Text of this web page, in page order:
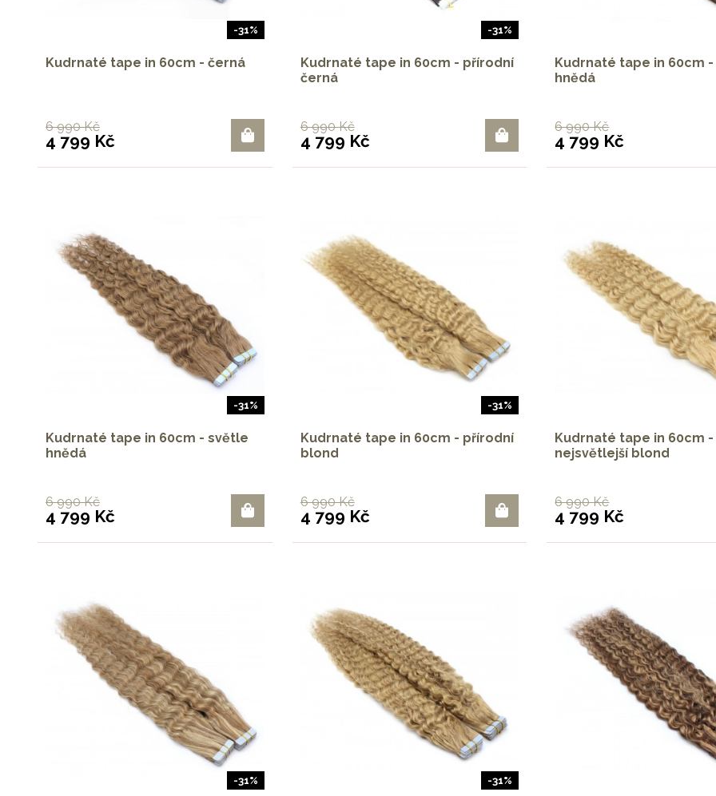
-31%
Kudrnaté tape in 60cm - černá
6 990 Kč
4 799 Kč
-31%
Kudrnaté tape in 60cm - přírodní
černá
6 990 Kč
4 799 Kč
Kudrnaté tape in 60cm
hnědá
6 990 Kč
4 799 Kč
-31%
Kudrnaté tape in 60cm - světle
hnědá
6 990 Kč
4 799 Kč
-31%
Kudrnaté tape in 60cm - přírodní
blond
6 990 Kč
4 799 Kč
Kudrnaté tape in 60cm -
nejsvětlejší blond
6 990 Kč
4 799 Kč
-31% -31%